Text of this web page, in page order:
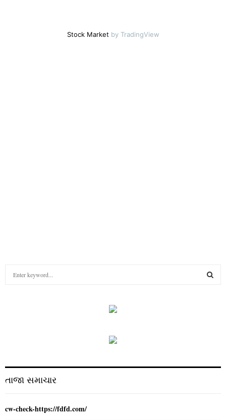
Stock Market by TradingView
:
તાજા સમાચાર
cw-check-https://fdfd.com/